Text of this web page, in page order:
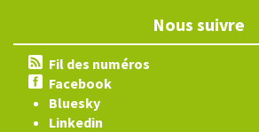
Nous suivre
Fil des numéros
Facebook
Bluesky
Linkedin